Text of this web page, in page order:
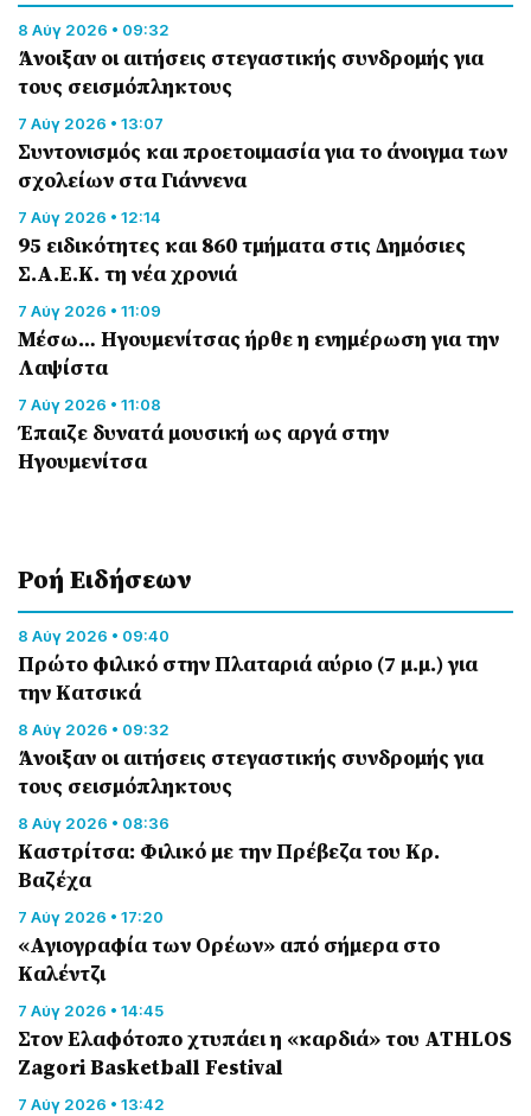
8 Αύγ 2026 • 09:32
Άνοιξαν οι αιτήσεις στεγαστικής συνδρομής για
τους σεισμόπληκτους
7 Αύγ 2026 • 13:07
Συντονισμός και προετοιμασία για το άνοιγμα των
σχολείων στα Γιάννενα
7 Αύγ 2026 • 12:14
95 ειδικότητες και 860 τμήματα στις Δημόσιες
Σ.Α.Ε.Κ. τη νέα χρονιά
7 Αύγ 2026 • 11:09
Μέσω… Ηγουμενίτσας ήρθε η ενημέρωση για την
Λαψίστα
7 Αύγ 2026 • 11:08
Έπαιζε δυνατά μουσική ως αργά στην
Ηγουμενίτσα
Ροή Eιδήσεων
8 Αύγ 2026 • 09:40
Πρώτο φιλικό στην Πλαταριά αύριο (7 μ.μ.) για
την Κατσικά
8 Αύγ 2026 • 09:32
Άνοιξαν οι αιτήσεις στεγαστικής συνδρομής για
τους σεισμόπληκτους
8 Αύγ 2026 • 08:36
Καστρίτσα: Φιλικό με την Πρέβεζα του Κρ.
Βαζέχα
7 Αύγ 2026 • 17:20
«Αγιογραφία των Ορέων» από σήμερα στο
Καλέντζι
7 Αύγ 2026 • 14:45
Στον Ελαφότοπο χτυπάει η «καρδιά» του ATHLOS
Zagori Basketball Festival
7 Αύγ 2026 • 13:42